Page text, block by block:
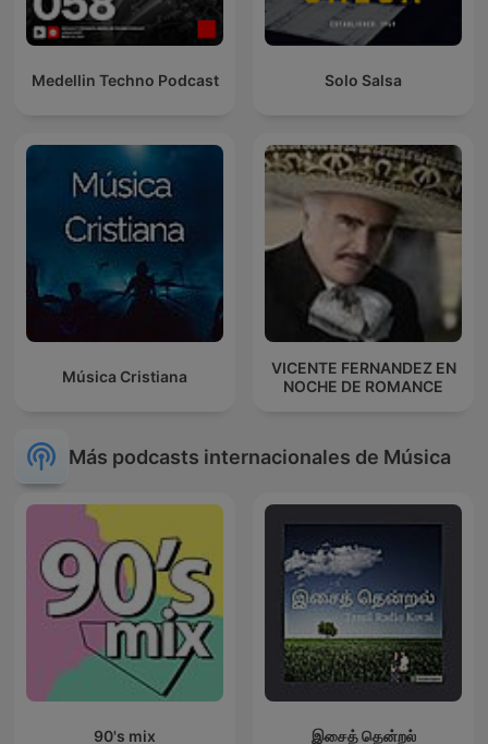
Medellin Techno Podcast Solo Salsa
Música Cristiana
VICENTE FERNANDEZ EN
NOCHE DE ROMANCE
Más podcasts internacionales de Música
90's mix இசைத் தென்றல்